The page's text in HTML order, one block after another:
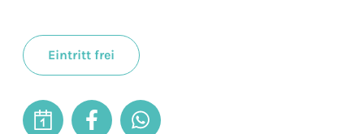
Eintritt frei